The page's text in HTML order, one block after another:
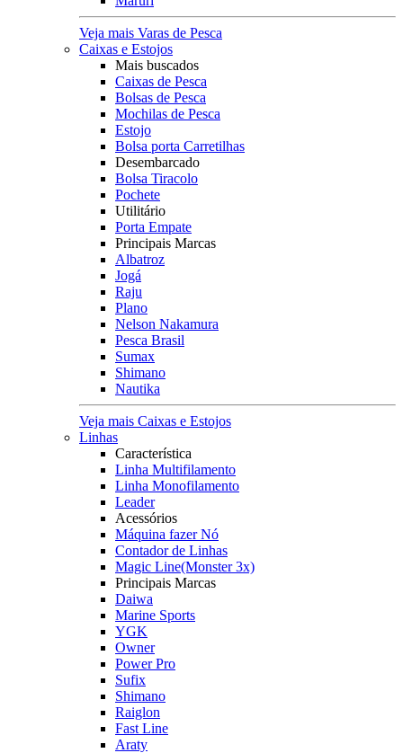
Veja mais Varas de Pesca
Caixas e Estojos
Mais buscados
Caixas de Pesca
Bolsas de Pesca
Mochilas de Pesca
Estojo
Bolsa porta Carretilhas
Desembarcado
Bolsa Tiracolo
Pochete
Utilitário
Porta Empate
Principais Marcas
Albatroz
Jogá
Raju
Plano
Nelson Nakamura
Pesca Brasil
Sumax
Shimano
Nautika
Veja mais Caixas e Estojos
Linhas
Característica
Linha Multifilamento
Linha Monofilamento
Leader
Acessórios
Máquina fazer Nó
Contador de Linhas
Magic Line(Monster 3x)
Principais Marcas
Daiwa
Marine Sports
YGK
Owner
Power Pro
Sufix
Shimano
Raiglon
Fast Line
Araty